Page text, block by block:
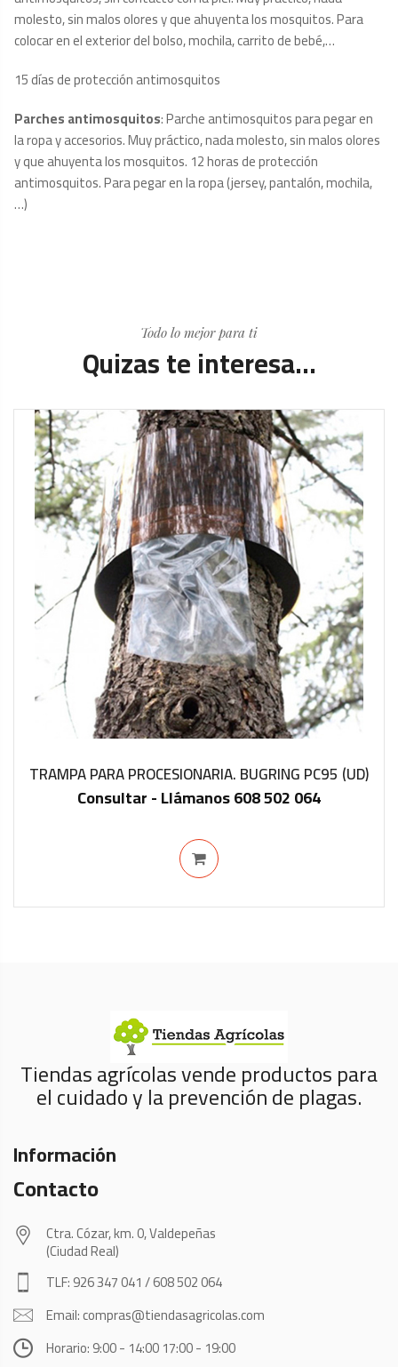
molesto, sin malos olores y que ahuyenta los mosquitos. Para
colocar en el exterior del bolso, mochila, carrito de bebé,…
15 días de protección antimosquitos
Parches antimosquitos: Parche antimosquitos para pegar en
la ropa y accesorios. Muy práctico, nada molesto, sin malos olores
y que ahuyenta los mosquitos. 12 horas de protección
antimosquitos. Para pegar en la ropa (jersey, pantalón, mochila,
…)
Todo lo mejor para ti
Quizas te interesa...
IN STOCK
TRAMPA PARA PROCESIONARIA. BUGRING PC95 (UD)
Consultar - Llámanos 608 502 064
Tiendas agrícolas vende productos para
el cuidado y la prevención de plagas.
Información
Contacto
Ctra. Cózar, km. 0, Valdepeñas
(Ciudad Real)
TLF: 926 347 041 / 608 502 064
Email: compras@tiendasagricolas.com
Horario: 9:00 - 14:00 17:00 - 19:00